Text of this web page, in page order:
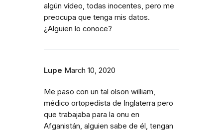
algún vídeo, todas inocentes, pero me
preocupa que tenga mis datos.
¿Alguien lo conoce?
Lupe March 10, 2020
Me paso con un tal olson william,
médico ortopedista de Inglaterra pero
que trabajaba para la onu en
Afganistán, alguien sabe de él, tengan